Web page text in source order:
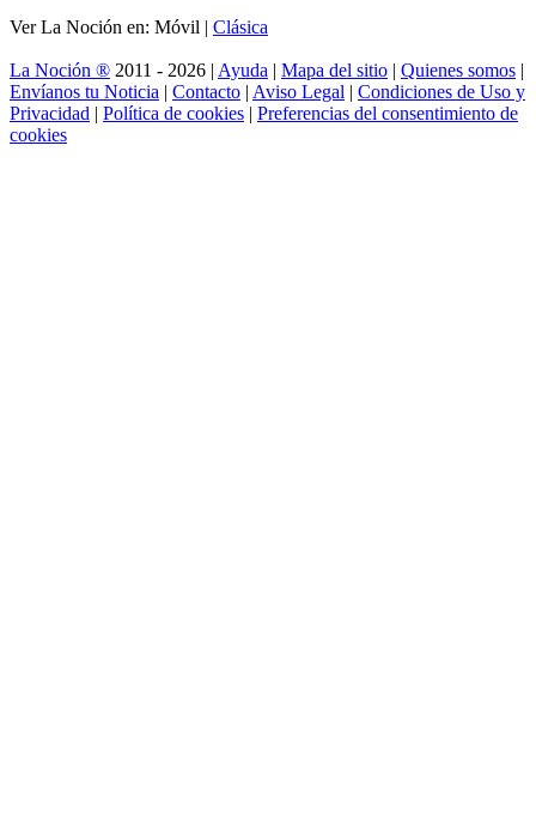
Ver La Noción en: Móvil | Clásica
La Noción ® 2011 - 2026 | Ayuda | Mapa del sitio | Quienes somos |
Envíanos tu Noticia | Contacto | Aviso Legal | Condiciones de Uso y
Privacidad | Política de cookies | Preferencias del consentimiento de
cookies